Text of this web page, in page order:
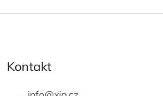
Kontakt